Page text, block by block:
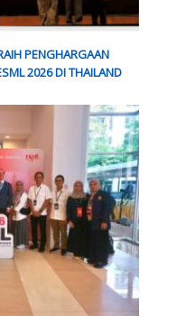
PENGHARGAAN
2026 DI THAILAND